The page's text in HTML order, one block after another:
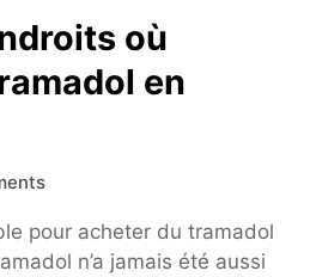
où
en
pour acheter du tramadol
n’a jamais été aussi